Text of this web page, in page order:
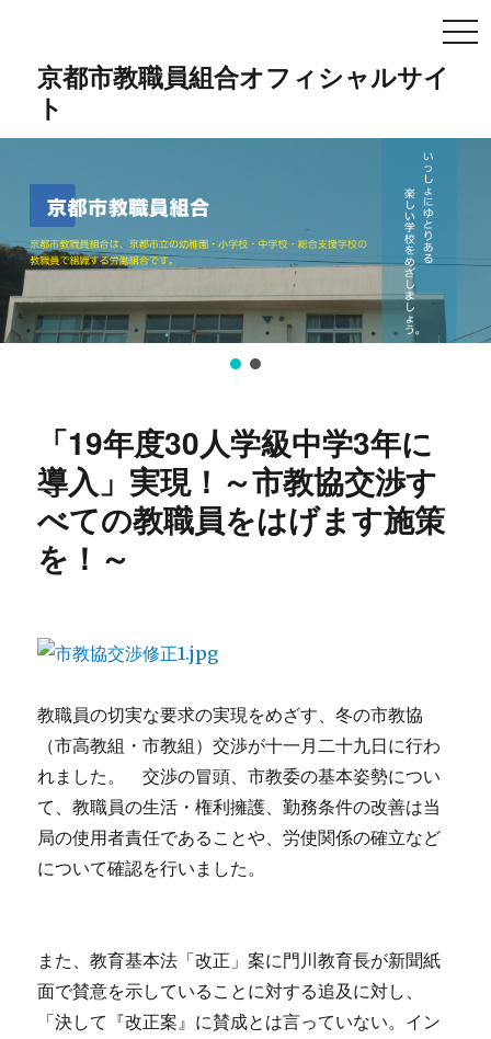
京都市教職員組合オフィシャルサイ
ト
「19年度30人学級中学3年に
導入」実現！～市教協交渉す
べての教職員をはげます施策
を！～
教職員の切実な要求の実現をめざす、冬の市教協
（市高教組・市教組）交渉が十一月二十九日に行わ
れました。 交渉の冒頭、市教委の基本姿勢につい
て、教職員の生活・権利擁護、勤務条件の改善は当
局の使用者責任であることや、労使関係の確立など
について確認を行いました。
また、教育基本法「改正」案に門川教育長が新聞紙
面で賛意を示していることに対する追及に対し、
「決して『改正案』に賛成とは言っていない。イン